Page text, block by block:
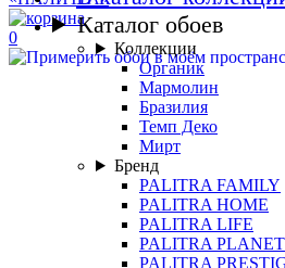
0
Каталог обоев
Коллекции
Органик
Мармолин
Бразилия
Темп Деко
Мирт
Бренд
PALITRA FAMILY
PALITRA HOME
PALITRA LIFE
PALITRA PLANET
PALITRA